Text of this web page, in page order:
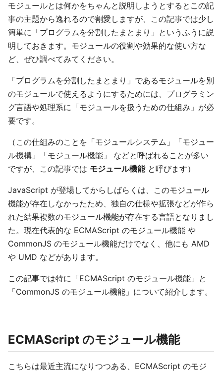
モジュールとは何かをちゃんと説明しようとするとこの記
事の主題から逸れるので割愛しますが、この記事では少し
簡単に「プログラムを分割したまとまり」というふうに説
明しておきます。モジュールの役割や効果的な使い方な
ど、ぜひ調べてみてください。
「プログラムを分割したまとまり」であるモジュールを別
のモジュールで使えるようにするためには、プログラミン
グ言語や処理系に「モジュールを扱うための仕組み」が必
要です。
（この仕組みのことを「モジュールシステム」「モジュー
ル機構」「モジュール機能」 などと呼ばれることが多い
ですが、この記事では モジュール機能と呼びます）
JavaScript が登場してからしばらくは、このモジュール
機能が存在しなかったため、独自の仕様や拡張などが作ら
れた結果複数のモジュール機能が存在する言語となりまし
た。現在代表的な ECMAScript のモジュール機能 や
CommonJS のモジュール機能だけでなく、他にも AMD
や UMD などがあります。
この記事では特に「ECMAScript のモジュール機能」と
「CommonJS のモジュール機能」について紹介します。
ECMAScript のモジュール機能
こちらは最近主流になりつつある、ECMAScript のモジ